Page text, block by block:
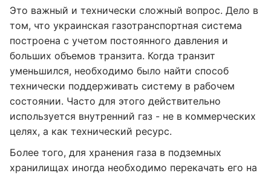
Это важный и технически сложный вопрос. Дело в
том, что украинская газотранспортная система
построена с учетом постоянного давления и
больших объемов транзита. Когда транзит
уменьшился, необходимо было найти способ
технически поддерживать систему в рабочем
состоянии. Часто для этого действительно
используется внутренний газ - не в коммерческих
целях, а как технический ресурс.
Более того, для хранения газа в подземных
хранилищах иногда необходимо перекачать его на